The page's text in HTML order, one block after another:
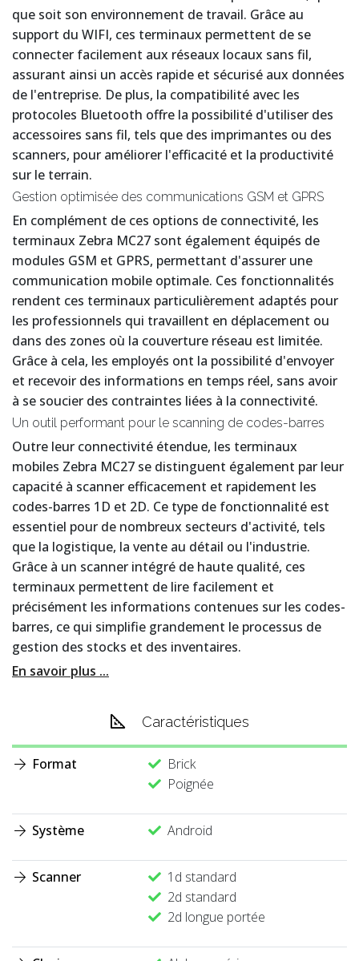
que soit son environnement de travail. Grâce au
support du WIFI, ces terminaux permettent de se
connecter facilement aux réseaux locaux sans fil,
assurant ainsi un accès rapide et sécurisé aux données
de l'entreprise. De plus, la compatibilité avec les
protocoles Bluetooth offre la possibilité d'utiliser des
accessoires sans fil, tels que des imprimantes ou des
scanners, pour améliorer l'efficacité et la productivité
sur le terrain.
Gestion optimisée des communications GSM et GPRS
En complément de ces options de connectivité, les
terminaux Zebra MC27 sont également équipés de
modules GSM et GPRS, permettant d'assurer une
communication mobile optimale. Ces fonctionnalités
rendent ces terminaux particulièrement adaptés pour
les professionnels qui travaillent en déplacement ou
dans des zones où la couverture réseau est limitée.
Grâce à cela, les employés ont la possibilité d'envoyer
et recevoir des informations en temps réel, sans avoir
à se soucier des contraintes liées à la connectivité.
Un outil performant pour le scanning de codes-barres
Outre leur connectivité étendue, les terminaux
mobiles Zebra MC27 se distinguent également par leur
capacité à scanner efficacement et rapidement les
codes-barres 1D et 2D. Ce type de fonctionnalité est
essentiel pour de nombreux secteurs d'activité, tels
que la logistique, la vente au détail ou l'industrie.
Grâce à un scanner intégré de haute qualité, ces
terminaux permettent de lire facilement et
précisément les informations contenues sur les codes-
barres, ce qui simplifie grandement le processus de
gestion des stocks et des inventaires.
En savoir plus ...
Caractéristiques
Format
Brick
Poignée
Système Android
Scanner
1d standard
2d standard
2d longue portée